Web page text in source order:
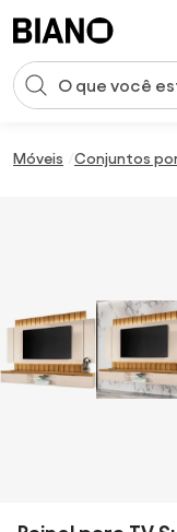
Entrada de pesquisa
Móveis Conjuntos